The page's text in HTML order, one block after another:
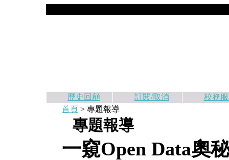
歷史回顧 訂閱/取消
校務
首頁 > 專題報導
專題報導
一窺Open Data奧